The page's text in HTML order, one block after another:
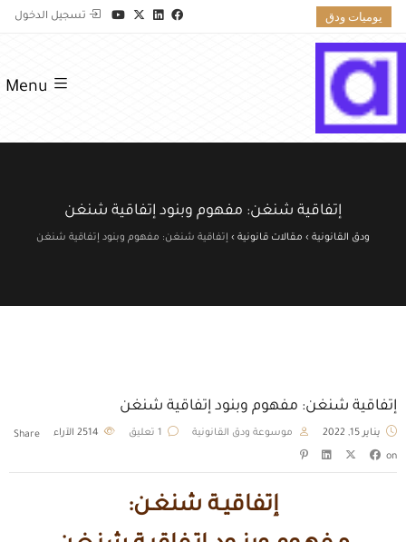
يوميات ودق تسجيل الدخول
Menu
إتفاقية شنغن: مفهوم وبنود إتفاقية شنغن
ودق القانونية › مقالات قانونية › إتفاقية شنغن: مفهوم وبنود إتفاقية شنغن
إتفاقية شنغن: مفهوم وبنود إتفاقية شنغن
يناير 15, 2022 موسوعة ودق القانونية 1 تعليق الآراء
Share
on
إتفاقيـة شنغـن: